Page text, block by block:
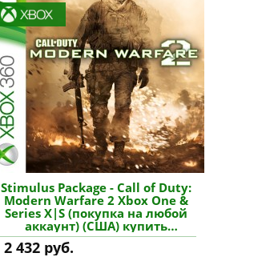
Stimulus Package - Call of Duty:
Modern Warfare 2 Xbox One &
Series X|S (покупка на любой
аккаунт) (США) купить
дополнение
2 432 руб.